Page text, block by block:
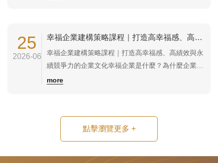
具有高度認同感，願意主動貢獻...
25
2026-06
幸福企業建構策略課程｜打造高幸福感、高績效與永續競爭力的企業文化
幸福企業建構策略課程｜打造高幸福感、高績效與永
續競爭力的企業文化幸福企業是什麼？為什麼企業需
要建構幸福企業文化？幸福企業並非只是提供高薪資
作、持續成長，並與企業共同創造長期價值。研究顯
示，員工幸福感與工作投入度、留任率、創新能力
more
點擊瀏覽更多 +